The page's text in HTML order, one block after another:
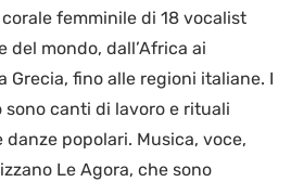
femminile di 18 vocalist
del mondo, dall’Africa ai
Grecia, fino alle regioni italiane. I
canti di lavoro e rituali
popolari. Musica, voce,
Le Agora, che sono